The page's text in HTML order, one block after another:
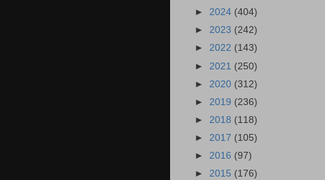
► 2024 (404)
► 2023 (242)
► 2022 (143)
► 2021 (250)
► 2020 (312)
► 2019 (236)
► 2018 (118)
► 2017 (105)
► 2016 (97)
► 2015 (176)